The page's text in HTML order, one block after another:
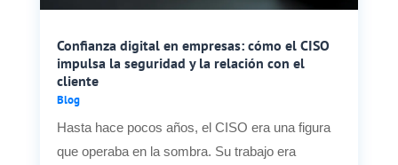
Confianza digital en empresas: cómo el CISO
impulsa la seguridad y la relación con el
cliente
Blog
Hasta hace pocos años, el CISO era una figura
que operaba en la sombra. Su trabajo era